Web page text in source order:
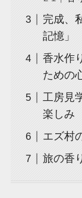
完成、
記憶」
香水作
ための
工房見
楽しみ
エズ村
旅の香